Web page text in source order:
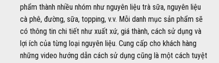
phẩm thành nhiều nhóm như nguyên liệu trà sữa, nguyên liệu
cà phê, đường, sữa, topping, v.v. Mỗi danh mục sản phẩm sẽ
có thông tin chi tiết như xuất xứ, giá thành, cách sử dụng và
lợi ích của từng loại nguyên liệu. Cung cấp cho khách hàng
những video hướng dẫn cách sử dụng cũng là một cách tuyệt